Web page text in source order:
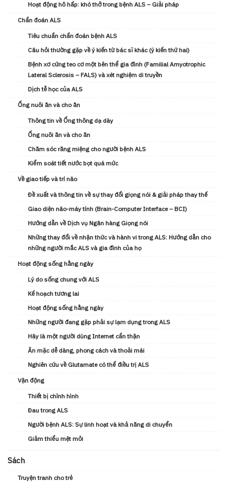
Hoạt động hô hấp: khó thở trong bệnh ALS – Giải pháp
Chẩn đoán ALS
Tiêu chuẩn chẩn đoán bệnh ALS
Câu hỏi thường gặp về ý kiến từ bác sĩ khác (ý kiến ​thứ hai)
Bệnh xơ cứng teo cơ một bên thể gia đình (Familial Amyotrophic
Lateral Sclerosis – FALS) và xét nghiệm di truyền
Dịch tễ học của ALS
Ống nuôi ăn và cho ăn
Thông tin về Ống thông dạ dày
Ống nuôi ăn và cho ăn
Chăm sóc răng miệng cho người bệnh ALS
Kiểm soát tiết nước bọt quá mức
Về giao tiếp và trí não
Đề xuất và thông tin về sự thay đổi giọng nói & giải pháp thay thế
Giao diện não-máy tính (Brain-Computer Interface – BCI)
Hướng dẫn về Dịch vụ Ngân hàng Giọng nói
Những thay đổi về nhận thức và hành vi trong ALS: Hướng dẫn cho
những người mắc ALS và gia đình của họ
Hoạt động sống hằng ngày
Lý do sống chung với ALS
Kế hoạch tương lai
Hoạt động sống hằng ngày
Những người đang gặp phải sự lạm dụng trong ALS
Hãy là một người dùng Internet cẩn thận
Ăn mặc dễ dàng, phong cách và thoải mái
Nghiên cứu về Glutamate có thể điều trị ALS
Vận động
Thiết bị chỉnh hình
Đau trong ALS
Người bệnh ALS: Sự linh hoạt và khả năng di chuyển
Giảm thiểu mệt mỏi
Sách
Truyện tranh cho trẻ